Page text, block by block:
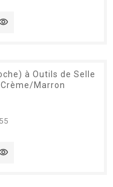
à Outils de Selle
Marron